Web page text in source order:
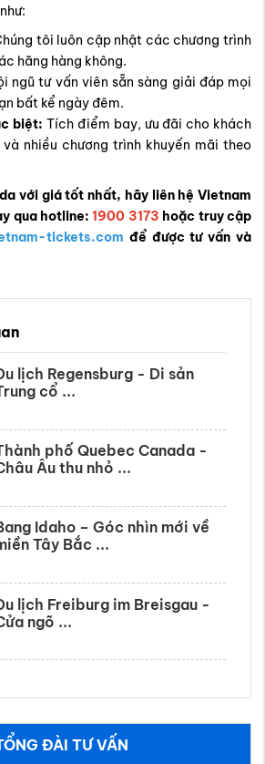
tôi luôn cập nhật các chương trình
hãng hàng không.
ngũ tư vấn viên sẵn sàng giải đáp mọi
bất kể ngày đêm.
biệt: Tích điểm bay, ưu đãi cho khách
nhiều chương trình khuyến mãi theo
với giá tốt nhất, hãy liên hệ Vietnam
qua hotline:1900 3173 hoặc truy cập
tickets.com để được tư vấn và
lịch Regensburg - Di sản
cổ ...
phố Quebec Canada -
Âu thu nhỏ ...
Idaho – Góc nhìn mới về
Tây Bắc ...
lịch Freiburg im Breisgau -
ngõ ...
ĐÀI TƯ VẤN